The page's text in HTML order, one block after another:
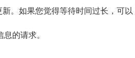
。如果您觉得等待时间过长，可以
的请求。